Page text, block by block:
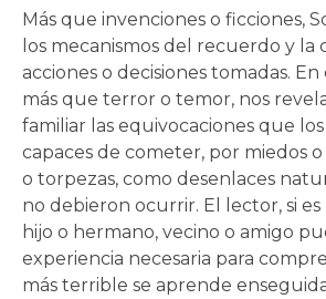
Más que invenciones o ficciones,
los mecanismos del recuerdo y la
acciones o decisiones tomadas.
más que terror o temor, nos
familiar las equivocaciones que
capaces de cometer, por miedos
o torpezas, como desenlaces
no debieron ocurrir. El lector, si
hijo o hermano, vecino o amigo
experiencia necesaria para
más terrible se aprende